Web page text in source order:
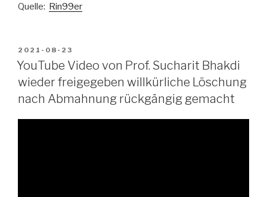
Quelle: Rin99er
VERÖFFENTLICHT
AM
2021-08-23
YouTube Video von Prof. Sucharit Bhakdi
wieder freigegeben willkürliche Löschung
nach Abmahnung rückgängig gemacht